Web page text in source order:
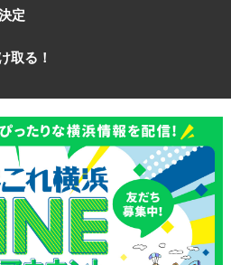
定
取る！